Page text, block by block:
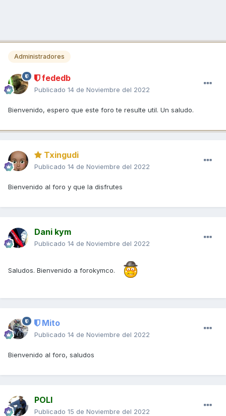
Administradores
fededb
Publicado 14 de Noviembre del 2022
Bienvenido, espero que este foro te resulte util. Un saludo.
Txingudi
Publicado 14 de Noviembre del 2022
Bienvenido al foro y que la disfrutes
Dani kym
Publicado 14 de Noviembre del 2022
Saludos. Bienvenido a forokymco.
Mito
Publicado 14 de Noviembre del 2022
Bienvenido al foro, saludos
POLI
Publicado 15 de Noviembre del 2022